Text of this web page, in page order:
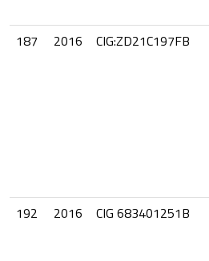
187
2016 CIG:ZD21C197FB
192
2016 CIG 683401251B